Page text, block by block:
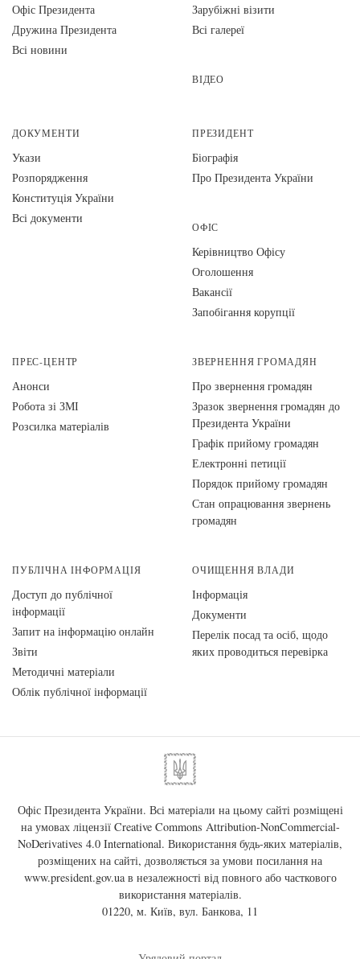
Офіс Президента
Дружина Президента
Всі новини
Зарубіжні візити
Всі галереї
ВІДЕО
ДОКУМЕНТИ
Укази
Розпорядження
Конституція України
Всі документи
ПРЕЗИДЕНТ
Біографія
Про Президента України
ОФІС
Керівництво Офісу
Оголошення
Вакансії
Запобігання корупції
ПРЕС-ЦЕНТР
Анонси
Робота зі ЗМІ
Розсилка матеріалів
ЗВЕРНЕННЯ ГРОМАДЯН
Про звернення громадян
Зразок звернення громадян до
Президента України
Графік прийому громадян
Електронні петиції
Порядок прийому громадян
Стан опрацювання звернень
громадян
ПУБЛІЧНА ІНФОРМАЦІЯ
Доступ до публічної
інформації
Запит на інформацію онлайн
Звіти
Методичні матеріали
Облік публічної інформації
ОЧИЩЕННЯ ВЛАДИ
Інформація
Документи
Перелік посад та осіб, щодо
яких проводиться перевірка
Офіс Президента України. Всі матеріали на цьому сайті розміщені
на умовах ліцензії Creative Commons Attribution-NonCommercial-
NoDerivatives 4.0 International. Використання будь-яких матеріалів,
розміщених на сайті, дозволяється за умови посилання на
www.president.gov.uaв незалежності від повного або часткового
використання матеріалів.
01220, м. Київ, вул. Банкова, 11